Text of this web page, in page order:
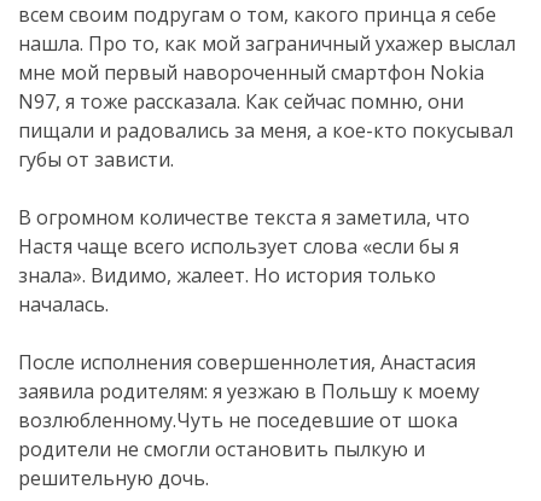
всем своим подругам о том, какого принца я себе
нашла. Про то, как мой заграничный ухажер выслал
мне мой первый навороченный смартфон Nokia
N97, я тоже рассказала. Как сейчас помню, они
пищали и радовались за меня, а кое-кто покусывал
губы от зависти.
В огромном количестве текста я заметила, что
Настя чаще всего использует слова «если бы я
знала». Видимо, жалеет. Но история только
началась.
После исполнения совершеннолетия, Анастасия
заявила родителям: я уезжаю в Польшу к моему
возлюбленному.Чуть не поседевшие от шока
родители не смогли остановить пылкую и
решительную дочь.